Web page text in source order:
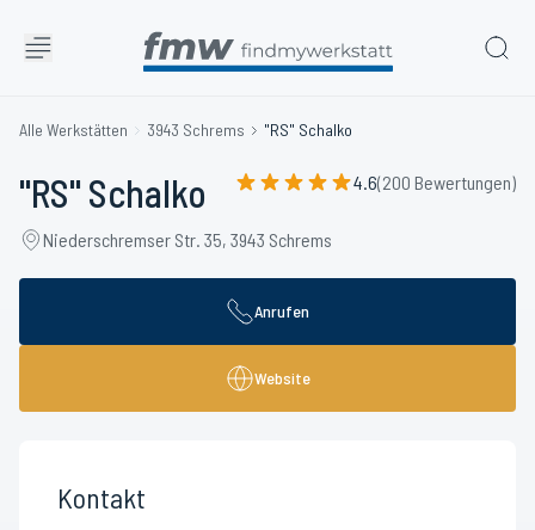
Alle Werkstätten 3943 Schrems "RS" Schalko
"RS" Schalko 4.6(200 Bewertungen)
Niederschremser Str. 35, 3943 Schrems
Anrufen
Website
Kontakt